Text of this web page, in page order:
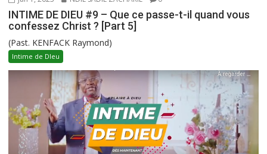
INTIME DE DIEU #9 – Que ce passe-t-il quand vous
confessez Christ ? [Part 5]
(Past. KENFACK Raymond)
Intime de DIeu